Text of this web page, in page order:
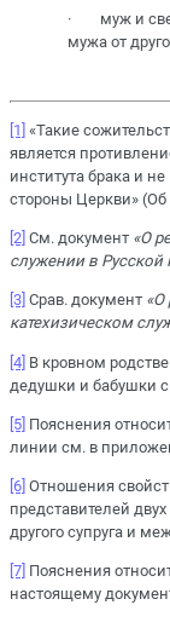
· муж и
мужа от
[1] «Такие
является
института брака и
стороны Церкви» (Об
[2] См. документ «О
служении в
[3] Срав. документ «О
катехизическом
[4] В кровном
дедушки и бабушки
[5] Пояснения
линии см. в
[6] Отношения
представителей
другого супруга и
[7] Пояснения
настоящему